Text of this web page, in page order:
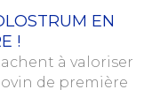
EN
!
à valoriser
de première